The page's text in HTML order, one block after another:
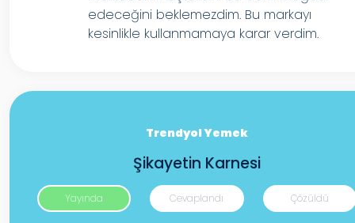
edeceğini beklemezdim. Bu markayı
kesinlikle kullanmamaya karar verdim.
Trendyol Yemek
Şikayetin Karnesi
Yayında Cevaplandı Çözüldü